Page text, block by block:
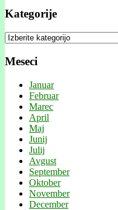
Kategorije
Kategorije
Meseci
Januar
Februar
Marec
April
Maj
Junij
Julij
Avgust
September
Oktober
November
December